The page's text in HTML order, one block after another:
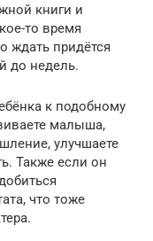
книги и
то время
ждать придётся
до недель.
к подобному
малыша,
улучшаете
Также если он
что тоже